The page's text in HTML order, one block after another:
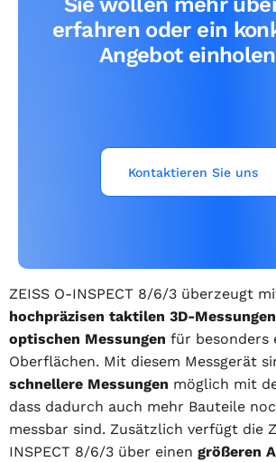
erfahren oder ein
Angebot
Kontaktieren Sie uns
ZEISS O-INSPECT 8/6/3 überzeugt
hochpräzisen taktilen 3D-Messungen
optischen Messungen für besonders
Oberflächen. Mit diesem Messgerät
schnellere Messungen möglich mit
dass dadurch auch mehr Bauteile
messbar sind. Zusätzlich verfügt die
INSPECT 8/6/3 über einen größeren